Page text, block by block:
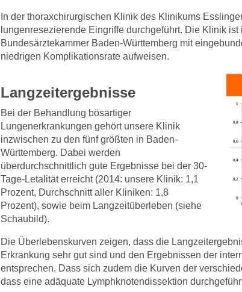
In der thoraxchirurgischen Klinik des Klinikums
lungenresezierende Eingriffe durchgeführt. Die Klinik
Bundesärztekammer Baden-Württemberg mit
niedrigen Komplikationsrate aufweisen.
Langzeitergebnisse
Bei der Behandlung bösartiger
Lungenerkrankungen gehört unsere Klinik
inzwischen zu den fünf größten in Baden-
Württemberg. Dabei werden
überdurchschnittlich gute Ergebnisse bei der 30-
Tage-Letalität erreicht (2014: unsere Klinik: 1,1
Prozent, Durchschnitt aller Kliniken: 1,8
Prozent), sowie beim Langzeitüberleben (siehe
Schaubild).
Die Überlebenskurven zeigen, dass die
Erkrankung sehr gut sind und den Ergebnissen der
entsprechen. Dass sich zudem die Kurven der
dass eine adäquate Lymphknotendissektion